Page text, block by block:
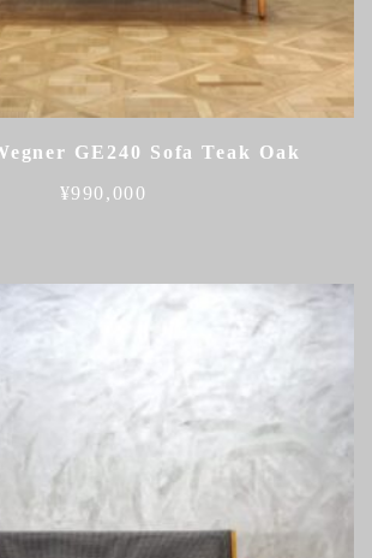
GE240 Sofa Teak Oak
¥990,000